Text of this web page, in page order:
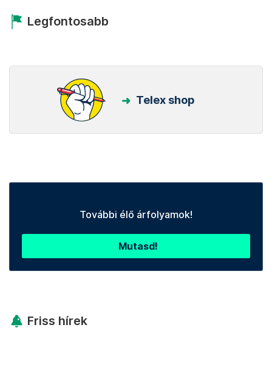
Legfontosabb
Telex shop
További élő árfolyamok!
Mutasd!
Friss hírek